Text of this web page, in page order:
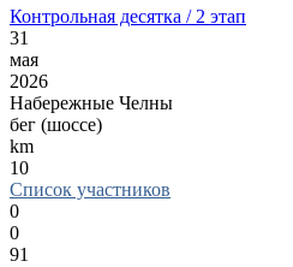
Контрольная десятка / 2 этап
31
мая
2026
Набережные Челны
бег (шоссе)
km
10
Список участников
0
0
91